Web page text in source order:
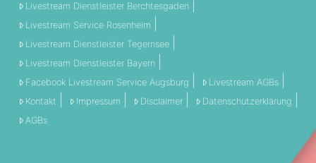
Livestream Dienstleister Berchtesgaden
Livestream Service Rosenheim
Livestream Dienstleister Tegernsee
Livestream Dienstleister Bayern
Facebook Livestream Service Augsburg
Livestream AGBs
Kontakt
Impressum Disclaimer
Datenschutzerklärung
AGBs